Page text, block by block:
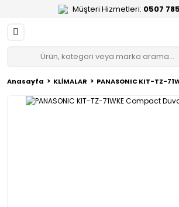
Müşteri Hizmetleri: 0507
Anasayfa KLİMALAR PANASONIC KIT-TZ-